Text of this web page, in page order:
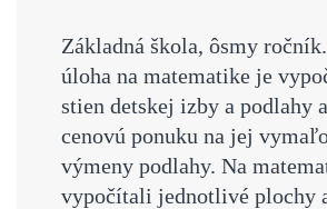
Základná škola, ôsmy ročník.
úloha na matematike je
stien detskej izby a podlahy
cenovú ponuku na jej
výmeny podlahy. Na
vypočítali jednotlivé plochy